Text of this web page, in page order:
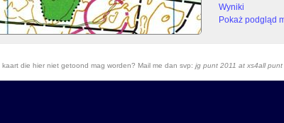
Wyniki
Pokaż podgląd
die hier niet getoond mag worden? Mail me dan svp: jg punt 2011 at xs4all punt